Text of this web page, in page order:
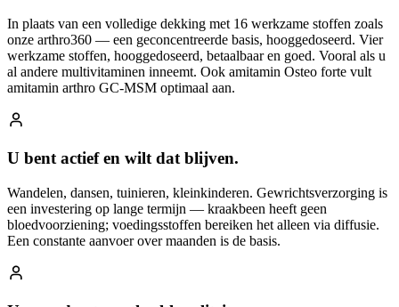
In plaats van een volledige dekking met 16 werkzame stoffen zoals
onze arthro360 — een geconcentreerde basis, hooggedoseerd. Vier
werkzame stoffen, hooggedoseerd, betaalbaar en goed. Vooral als u
al andere multivitaminen inneemt. Ook amitamin Osteo forte vult
amitamin arthro GC-MSM optimaal aan.
U bent actief en wilt dat blijven.
Wandelen, dansen, tuinieren, kleinkinderen. Gewrichtsverzorging is
een investering op lange termijn — kraakbeen heeft geen
bloedvoorziening; voedingsstoffen bereiken het alleen via diffusie.
Een constante aanvoer over maanden is de basis.